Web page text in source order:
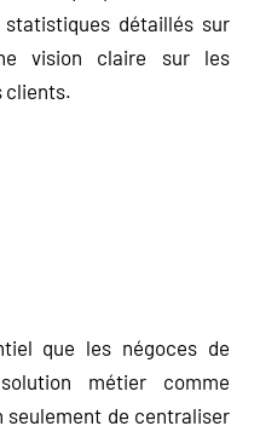
statistiques détaillés sur
vision claire sur les
clients.
que les négoces de
métier comme
seulement de centraliser